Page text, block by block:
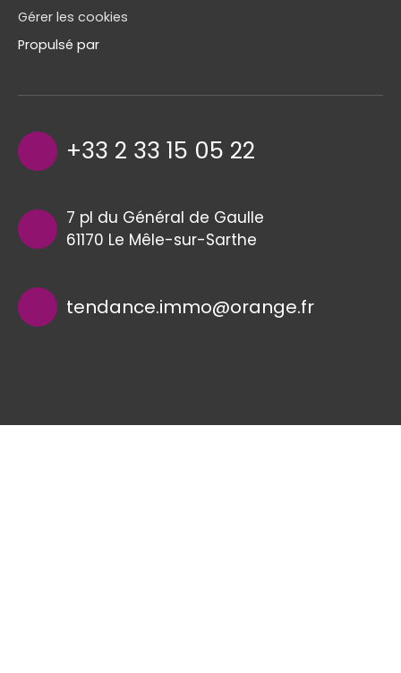
Gérer les cookies
Propulsé par
+33 2 33 15 05 22
7 pl du Général de Gaulle
61170 Le Mêle-sur-Sarthe
tendance.immo@orange.fr